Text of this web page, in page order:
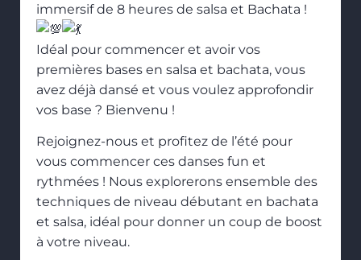
immersif de 8 heures de salsa et Bachata !
Idéal pour commencer et avoir vos
premières bases en salsa et bachata, vous
avez déjà dansé et vous voulez approfondir
vos base ? Bienvenu !
Rejoignez-nous et profitez de l’été pour
vous commencer ces danses fun et
rythmées ! Nous explorerons ensemble des
techniques de niveau débutant en bachata
et salsa, idéal pour donner un coup de boost
à votre niveau.